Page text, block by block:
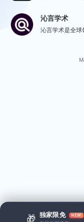
🎁 独家限免 NEW
沁言学术